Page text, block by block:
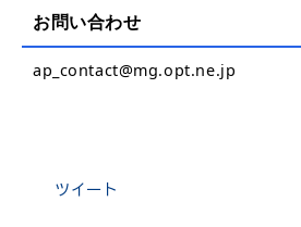
お問い合わせ
ap_contact@mg.opt.ne.jp
ツイート